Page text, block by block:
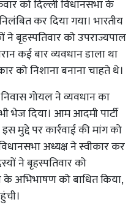
को दिल्ली विधानसभा के
कर दिया गया। भारतीय
ने बृहस्पतिवार को उपराज्यपाल
कई बार व्यवधान डाला था
को निशाना बनाना चाहते थे।
गोयल ने व्यवधान का
भेज दिया। आम आदमी पार्टी
मुद्दे पर कार्रवाई की मांग को
अध्यक्ष ने स्वीकार कर
ने बृहस्पतिवार को
अभिभाषण को बाधित किया,